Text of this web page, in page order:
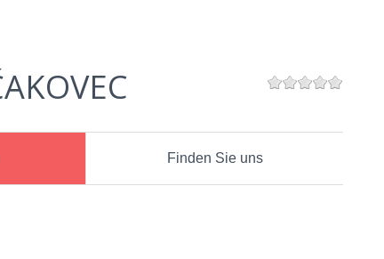
Finden Sie uns